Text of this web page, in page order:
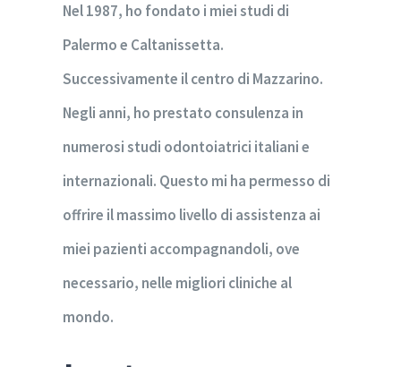
Nel 1987, ho fondato i miei studi di
Palermo e Caltanissetta.
Successivamente il centro di Mazzarino.
Negli anni, ho prestato consulenza in
numerosi studi odontoiatrici italiani e
internazionali. Questo mi ha permesso di
offrire il massimo livello di assistenza ai
miei pazienti accompagnandoli, ove
necessario, nelle migliori cliniche al
mondo.